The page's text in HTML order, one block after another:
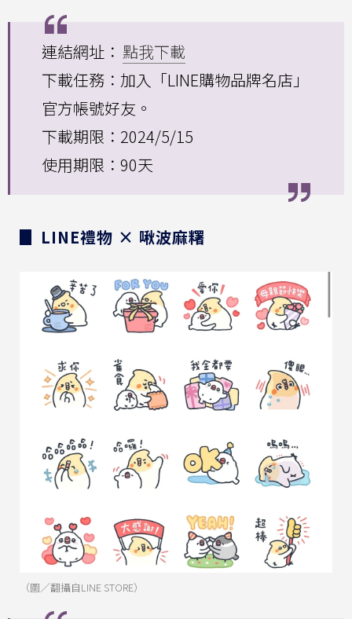
連結網址： 點我下載
下載任務：加入「LINE購物品牌名店」
官方帳號好友。
下載期限：2024/5/15
使用期限：90天
▊ LINE禮物 × 啾波麻糬
（圖／翻攝自LINE STORE）